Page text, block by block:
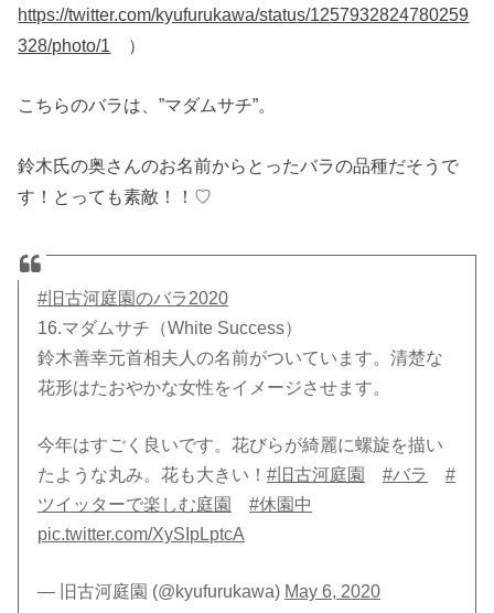
https://twitter.com/kyufurukawa/status/1257932824780259
328/photo/1 ）
こちらのバラは、”マダムサチ”。
鈴木氏の奥さんのお名前からとったバラの品種だそうで
す！とっても素敵！！♡
#旧古河庭園のバラ2020
16.マダムサチ（White Success）
鈴木善幸元首相夫人の名前がついています。清楚な
花形はたおやかな女性をイメージさせます。
今年はすごく良いです。花びらが綺麗に螺旋を描い
たような丸み。花も大きい！#旧古河庭園 #バラ
#
ツイッターで楽しむ庭園
#休園中
pic.twitter.com/XySIpLptcA
— 旧古河庭園 (@kyufurukawa) May 6, 2020